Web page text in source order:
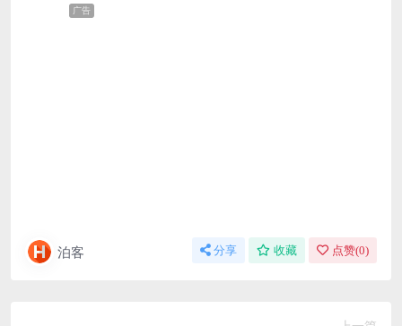
广告
泊客 分享 收藏 点赞(0)